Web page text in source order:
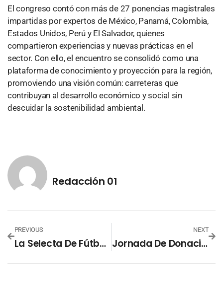
El congreso contó con más de 27 ponencias magistrales
impartidas por expertos de México, Panamá, Colombia,
Estados Unidos, Perú y El Salvador, quienes
compartieron experiencias y nuevas prácticas en el
sector. Con ello, el encuentro se consolidó como una
plataforma de conocimiento y proyección para la región,
promoviendo una visión común: carreteras que
contribuyan al desarrollo económico y social sin
descuidar la sostenibilidad ambiental.
Redacción 01
PREVIOUS
La Selecta De Fútbol Playa Acelera Su Preparación Para Los Juegos Centroamericanos Guatemala 2025
NEXT
Jornada De Donación De Sangre Celebra 90 Años De Amistad Entre Japón Y El Salvador